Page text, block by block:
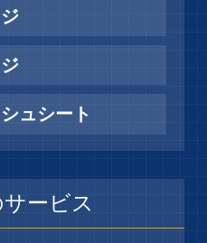
ュシート
ービス